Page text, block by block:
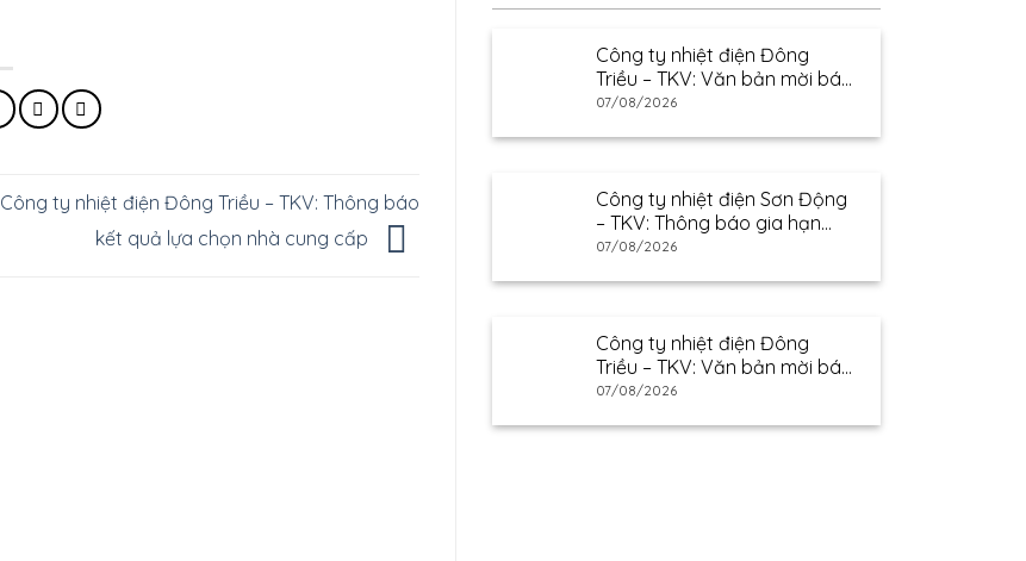
Công ty nhiệt điện Đông Triều – TKV: Thông báo
kết quả lựa chọn nhà cung cấp
Công ty nhiệt điện Đông
Triều – TKV: Văn bản mời báo
giá
07/08/2026
Công ty nhiệt điện Sơn Động
– TKV: Thông báo gia hạn
thư mời báo giá
07/08/2026
Công ty nhiệt điện Đông
Triều – TKV: Văn bản mời báo
giá
07/08/2026